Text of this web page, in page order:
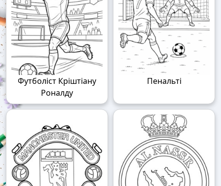
Футболіст Кріштіану
Роналду
Пенальті